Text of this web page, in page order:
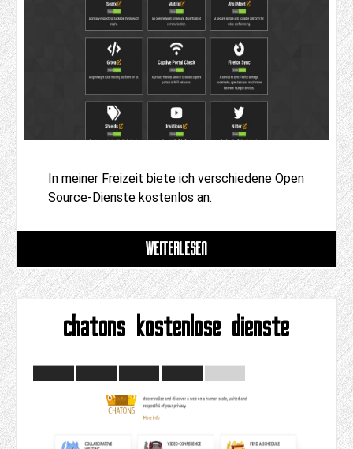
In meiner Freizeit biete ich verschiedene Open
Source-Dienste kostenlos an.
WEITERLESEN
chatons kostenlose dienste